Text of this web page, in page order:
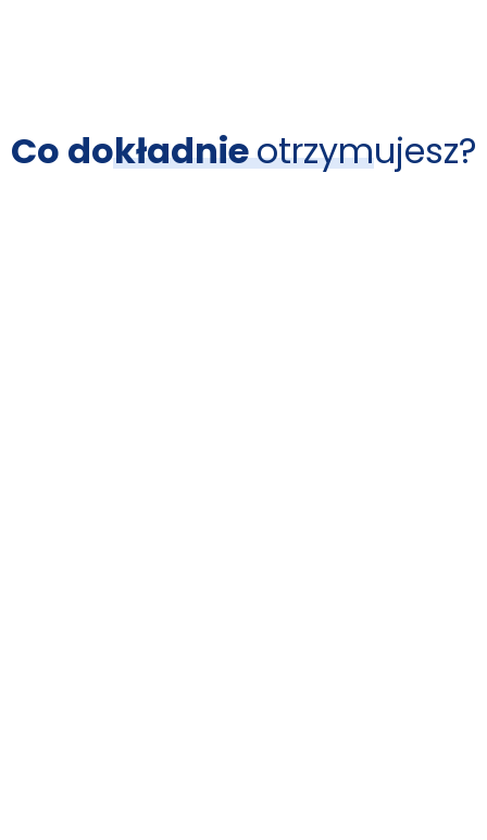
Co dokładnieotrzymujesz?